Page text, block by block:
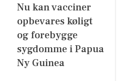
Nu kan vacciner
opbevares køligt
og forebygge
sygdomme i Papua
Ny Guinea